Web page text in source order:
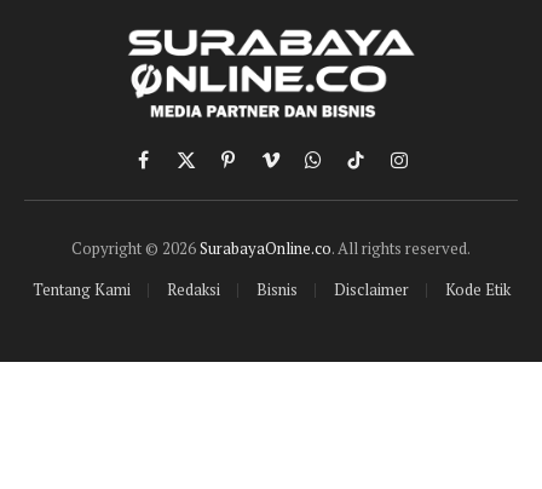
Facebook
X
(Twitter)
PinterestVimeoWhatsApp
TikTokInstagram
Copyright © 2026SurabayaOnline.co. All rights reserved.
Tentang Kami
Redaksi Bisnis Disclaimer Kode Etik